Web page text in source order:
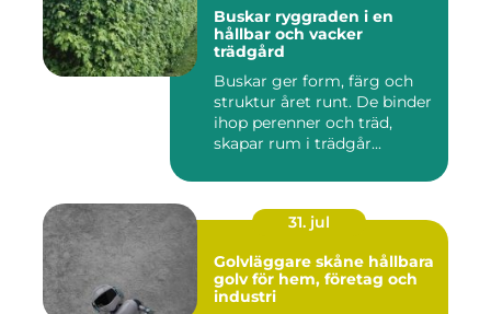
Buskar ryggraden i en
hållbar och vacker
trädgård
Buskar ger form, färg och
struktur året runt. De binder
ihop perenner och träd,
skapar rum i trädgår...
31. jul
Golvläggare skåne hållbara
golv för hem, företag och
industri